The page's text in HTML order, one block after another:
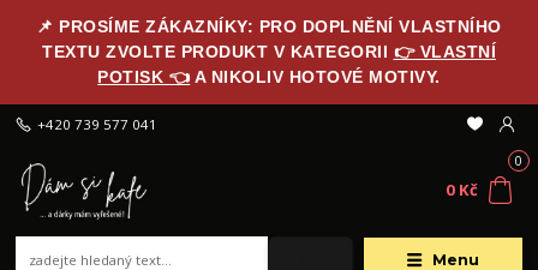
📌 PROSÍME ZÁKAZNÍKY: PRO DOPLNĚNÍ VLASTNÍHO
TEXTU ZVOLTE PRODUKT V KATEGORII 👉 VLASTNÍ
POTISK 👈 A NIKOLIV HOTOVÉ MOTIVY.
Menu
+420 739 577 041
0
0 Kč